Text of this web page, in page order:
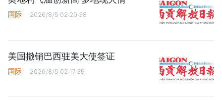
国际 2026/8/5 02:20:38
美国撤销巴西驻美大使签证
国际 2026/8/5 02:17:35